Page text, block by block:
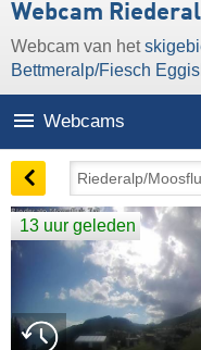
Webcam
Webcam van het
Bettmeralp/​Fiesch
Webcams
13 uur geleden